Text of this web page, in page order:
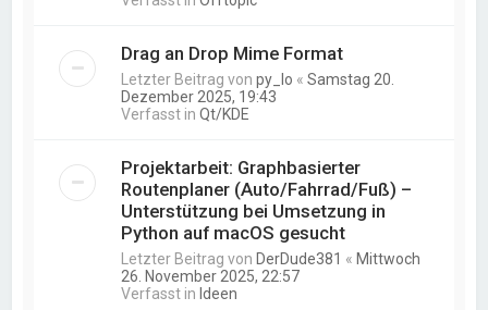
Drag an Drop Mime Format
Letzter Beitrag vonpy_lo «Samstag 20.
Dezember 2025, 19:43
Verfasst inQt/KDE
Projektarbeit: Graphbasierter
Routenplaner (Auto/Fahrrad/Fuß) –
Unterstützung bei Umsetzung in
Python auf macOS gesucht
Letzter Beitrag von DerDude381 « Mittwoch
26. November 2025, 22:57
Verfasst in Ideen